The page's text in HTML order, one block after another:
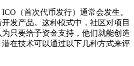
（首次代币发行）通常会发生。
发产品。这种模式中，社区对项目
只要给予资金支持，他们就能创造
在技术可以通过以下几种方式来评